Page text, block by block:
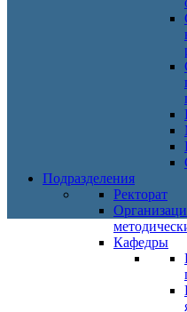
Подразделения
Ректорат
Кафедры